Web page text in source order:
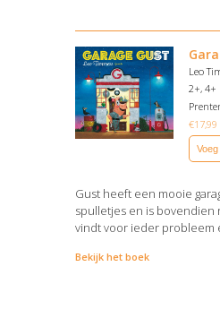
Leo
2+, 4+
€17,99
Gust heeft een mooie
spulletjes en is bovendien
vindt voor ieder probleem
Bekijk het boek